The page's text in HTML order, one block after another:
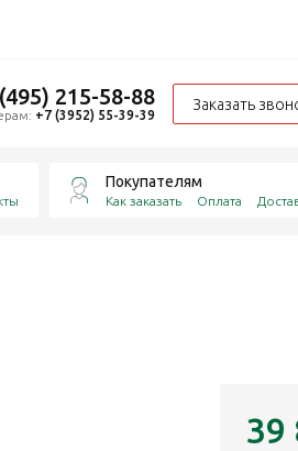
215-58-88
+7 (3952) 55-39-39
Заказать
Покупателям
Как заказать Оплата
39